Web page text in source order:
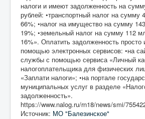
налоги и имеют задолженность на
рублей: •транспортный налог на сумму
66%; •налог на имущество на сумму
19%; •земельный налог на сумму 112
16%». Оплатить задолженность просто
помощью электронных сервисов: •на
службы с помощью сервиса «Личный
налогоплательщика для физических
«Заплати налоги»; •на портале
муниципальных услуг в разделе
задолженность».
https://www.nalog.ru/rn18/news/smi/
Источник: МО "Балезинское"